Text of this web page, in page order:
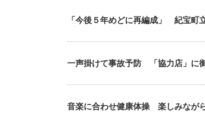
「今後５年めどに再編成」 紀宝町
一声掛けて事故予防 「協力店」に
音楽に合わせ健康体操 楽しみな